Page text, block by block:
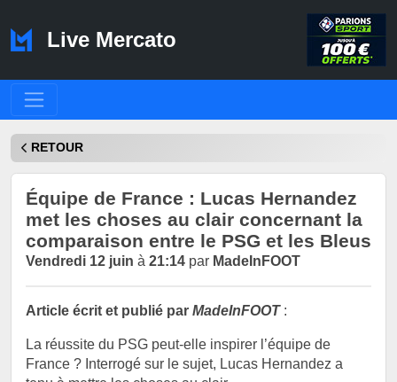
Live Mercato
RETOUR
Équipe de France : Lucas Hernandez
met les choses au clair concernant la
comparaison entre le PSG et les Bleus
Vendredi 12 juin à 21:14 par MadeInFOOT
Article écrit et publié par MadeInFOOT:
La réussite du PSG peut-elle inspirer l’équipe de
France ? Interrogé sur le sujet, Lucas Hernandez a